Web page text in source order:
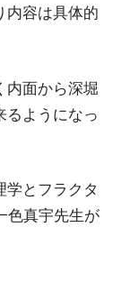
内容は具体的
内面から深堀
るようになっ
学とフラクタ
色真宇先生が